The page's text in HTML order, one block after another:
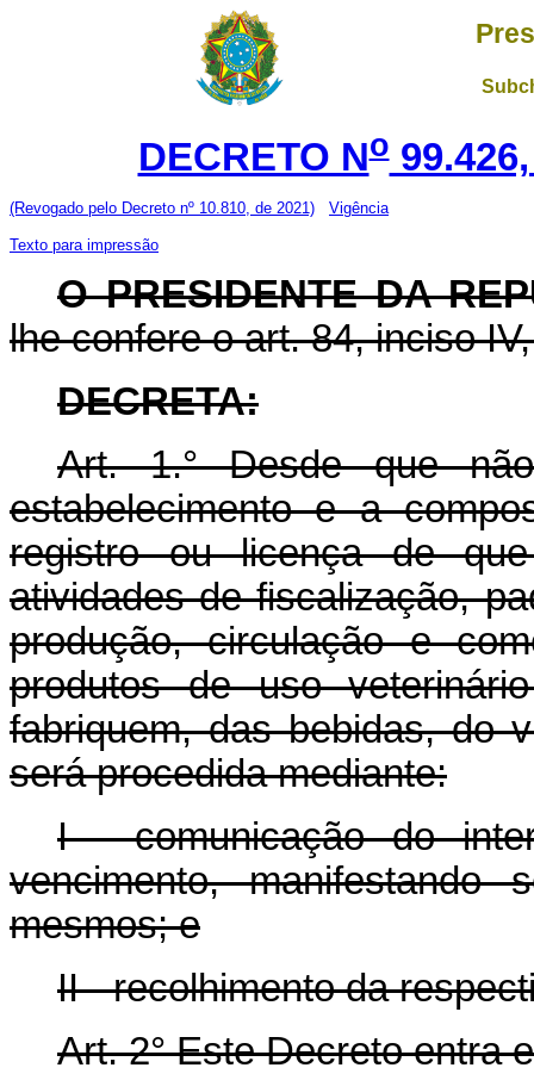
DECRETO No99.426,
(Revogado pelo Decreto nº 10.810, de 2021) Vigência
Texto para impressão
O PRESIDENTE DA
lhe confere o art. 84, inciso
DECRETA:
Art. 1.° Desde que
estabelecimento e a
registro ou licença de
atividades de fiscalização,
produção, circulação e
produtos de uso
fabriquem, das bebidas, do
será procedida mediante:
I - comunicação do
vencimento,
mesmos; e
II - recolhimento da
Art. 2° Este Decreto entra